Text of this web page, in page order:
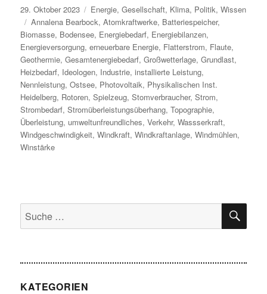
Veröffentlicht
am
29. Oktober 2023 Kategorien
Energie,Gesellschaft, Klima, Politik,Wissen
Schlagwörter
Annalena Bearbock,Atomkraftwerke, Batteriespeicher,
Biomasse, Bodensee, Energiebedarf, Energiebilanzen,
Energieversorgung,erneuerbare Energie, Flatterstrom, Flaute,
Geothermie,Gesamtenergiebedarf,Großwetterlage,Grundlast,
Heizbedarf, Ideologen, Industrie,installierte Leistung,
Nennleistung,Ostsee, Photovoltaik, Physikalischen Inst.
Heidelberg, Rotoren,Spielzeug,Stomverbraucher,Strom,
Strombedarf,Stromüberleistungsüberhang,Topographie,
Überleistung, umweltunfreundliches,Verkehr,Wassserkraft,
Windgeschwindigkeit,Windkraft,Windkraftanlage,Windmühlen,
Winstärke
Suche
nach:
KATEGORIEN